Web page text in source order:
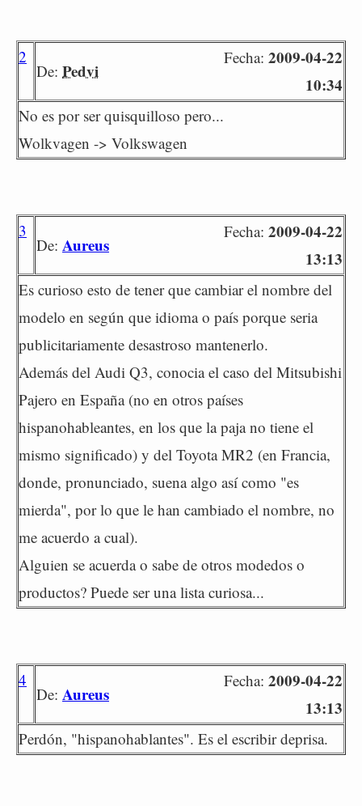
2
De: Pedvi
Fecha: 2009-04-22
10:34
No es por ser quisquilloso pero...
Wolkvagen -> Volkswagen
3
De: Aureus
Fecha: 2009-04-22
13:13
Es curioso esto de tener que cambiar el nombre del
modelo en según que idioma o país porque seria
publicitariamente desastroso mantenerlo.
Además del Audi Q3, conocia el caso del Mitsubishi
Pajero en España (no en otros países
hispanohableantes, en los que la paja no tiene el
mismo significado) y del Toyota MR2 (en Francia,
donde, pronunciado, suena algo así como "es
mierda", por lo que le han cambiado el nombre, no
me acuerdo a cual).
Alguien se acuerda o sabe de otros modedos o
productos? Puede ser una lista curiosa...
4
De: Aureus
Fecha: 2009-04-22
13:13
Perdón, "hispanohablantes". Es el escribir deprisa.